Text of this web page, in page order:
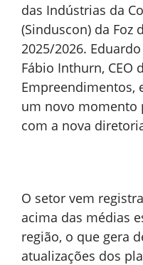
das Indústrias da
(Sinduscon) da Foz
2025/2026.
Fábio Inthurn, CEO
Empreendimentos,
um novo momento
com a nova
O setor vem
acima das médias
região, o que gera
atualizações dos